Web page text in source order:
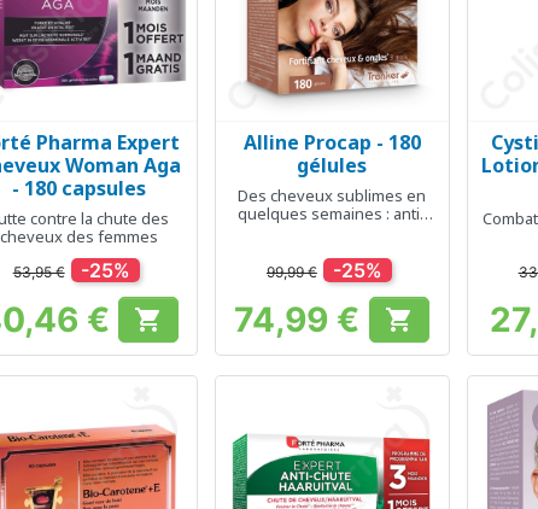
Aperçu rapide
Pharma Expert
Woman Aga
- 180 capsules
contre la chute des
cheveux des femmes
53,95 € -25%
Prix
€ 
Aperçu rapide
Alline Procap - 180
gélules
Des cheveux sublimes en
quelques semaines : anti-
99,99 € -25%
Prix
74,99 € 
